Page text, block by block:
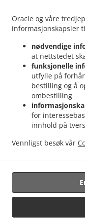
Oracle og våre
informasjonskapsler
nødvendige
at nettstedet
funksjonelle
utfylle på
bestilling og å
ombestilling
for
innhold på
Vennligst besøk vår
Bestill På Forhånd
Kontakt oss